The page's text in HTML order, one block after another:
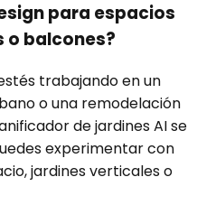
para espacios
o balcones?
trabajando en un
o una remodelación
de jardines AI se
experimentar con
jardines verticales o